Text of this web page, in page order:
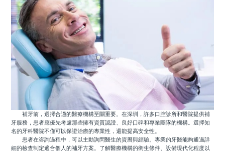
補牙前，選擇合適的醫療機構至關重要。在深圳，許多口腔診所和醫院提供補
牙服務，患者應優先考慮那些擁有資質認證、良好口碑和專業團隊的機構。選擇知
名的牙科醫院不僅可以保證治療的專業性，還能提高安全性。
患者在咨詢過程中，可以主動詢問醫生的資曆與經驗。專業的牙醫能夠通過詳
細的檢查制定適合個人的補牙方案。了解醫療機構的衛生條件、設備現代化程度以